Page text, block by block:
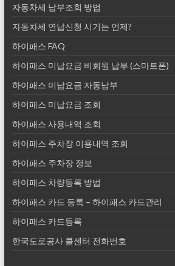
자동차세 납부조회 방법
자동차세 연납신청 시기는 언제?
하이패스 FAQ
하이패스 미납요금 비회원 납부 (스마트폰)
하이패스 미납요금 자동납부
하이패스 미납요금 조회
하이패스 사용내역 조회
하이패스 주차장 이용내역 조회
하이패스 주차장 정보
하이패스 차량등록 방법
하이패스 카드 등록 – 하이패스 카드관리
하이패스 카드등록
한국도로공사 콜센터 전화번호